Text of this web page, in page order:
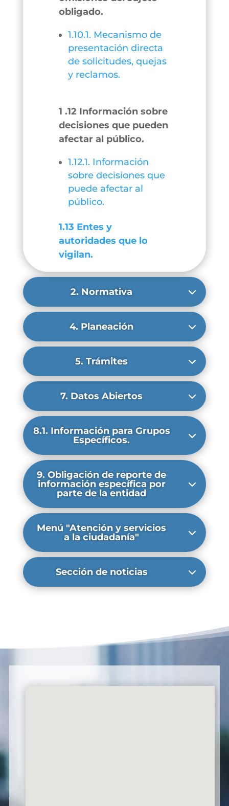
obligado.
1.10.1. Mecanismo de
presentación directa
de solicitudes, quejas
y reclamos.
1 .12 Información sobre
decisiones que pueden
afectar al público.
1.12.1. Información
sobre decisiones que
puede afectar al
público.
1.13 Entes y
autoridades que lo
vigilan.
2. Normativa
4. Planeación
5. Trámites
7. Datos Abiertos
8.1. Información para Grupos
Específicos.
9. Obligación de reporte de
información específica por
parte de la entidad
Menú "Atención y servicios
a la ciudadanía"
Sección de noticias